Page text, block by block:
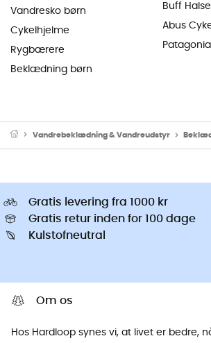
Vandresko børn
Cykelhjelme
Rygbærere
Beklædning børn
Buff
Abus
Vandrebeklædning & Vandreudstyr
Gratis levering fra 1000 kr
Gratis retur inden for 100 dage
Kulstofneutral
Om os
Hos Hardloop synes vi, at livet er bedre,